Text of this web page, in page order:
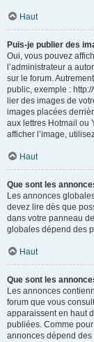
Haut
Puis-je publier des
Oui, vous pouvez
l’administrateur a
sur le forum.
public, exemple :
lier des images de
images placées
aux lettres Hotmail ou
afficher l’image,
Haut
Que sont les
Les annonces
devez lire dès que
dans votre panneau
globales dépend des
Haut
Que sont les
Les annonces
forum que vous
apparaissent en haut
publiées. Comme
annonces dépend des